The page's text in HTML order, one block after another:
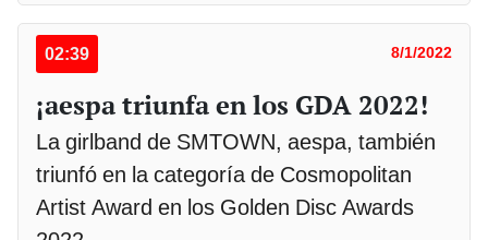
02:39 8/1/2022
¡aespa triunfa en los GDA 2022!
La girlband de SMTOWN, aespa, también
triunfó en la categoría de Cosmopolitan
Artist Award en los Golden Disc Awards